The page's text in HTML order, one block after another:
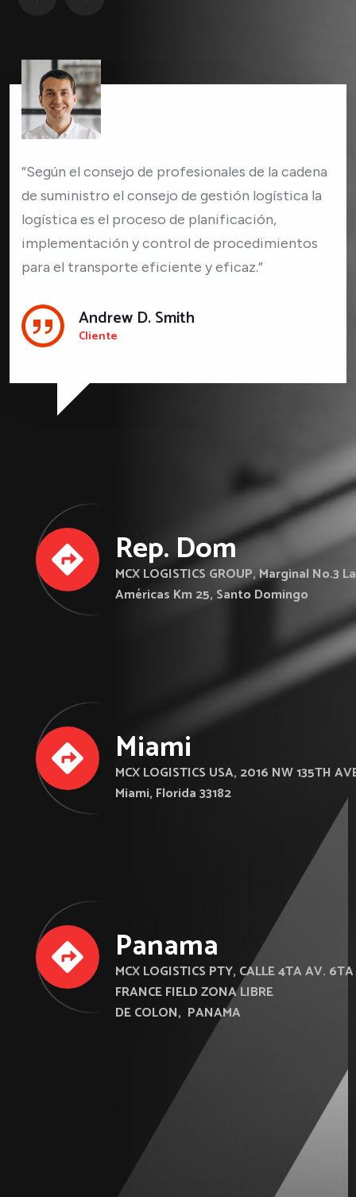
“Según el consejo de profesionales de la cadena
de suministro el consejo de gestión logística la
logística es el proceso de planificación,
implementación y control de procedimientos
para el transporte eficiente y eficaz.”
Andrew D. Smith
Cliente
Rep. Dom
MCX LOGISTICS GROUP, Marginal No.3
Américas Km 25, Santo Domingo
Miami
MCX LOGISTICS USA, 2016 NW 135TH
Miami, Florida 33182
Panama
MCX LOGISTICS PTY, CALLE 4TA AV. 6TA
FRANCE FIELD ZONA LIBRE
DE COLON, PANAMA